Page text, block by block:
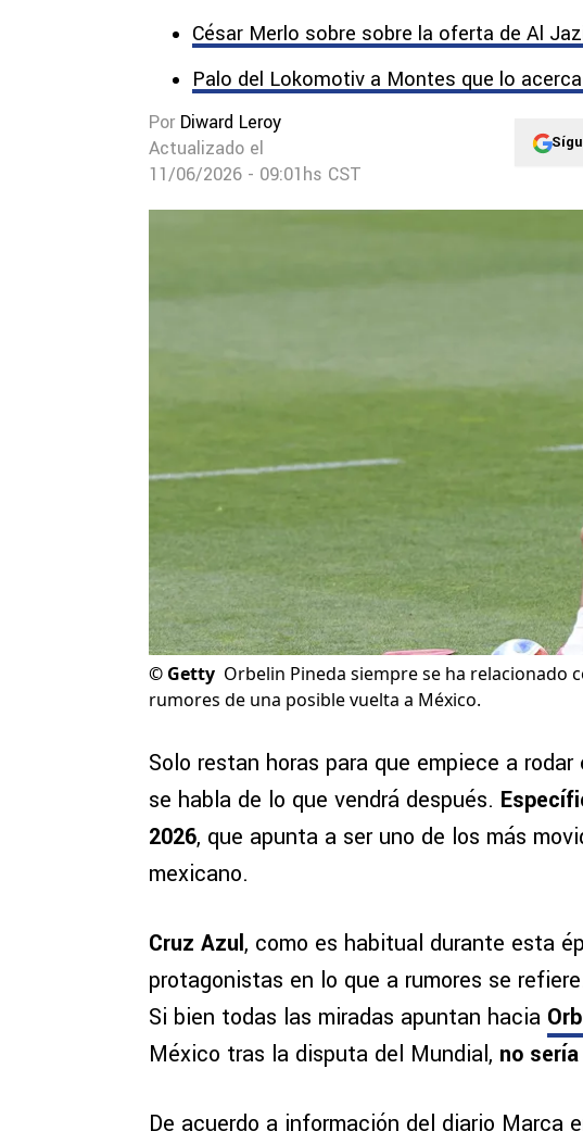
César Merlo sobre sobre la oferta de Al
Palo del Lokomotiv a Montes que lo
Por Diward Leroy
Actualizado el
11/06/2026 - 09:01hs CST
© Getty Orbelin Pineda siempre se ha relacionado
rumores de una posible vuelta a México.
Solo restan horas para que empiece a
se habla de lo que vendrá después.
2026, que apunta a ser uno de los más
mexicano.
Cruz Azul, como es habitual durante esta
protagonistas en lo que a rumores se
Si bien todas las miradas apuntan hacia
México tras la disputa del Mundial, no
De acuerdo a información del diario Marca